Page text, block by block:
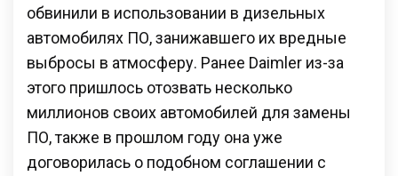
обвинили в использовании в дизельных
автомобилях ПО, занижавшего их вредные
выбросы в атмосферу. Ранее Daimler из-за
этого пришлось отозвать несколько
миллионов своих автомобилей для замены
ПО, также в прошлом году она уже
договорилась о подобном соглашении с